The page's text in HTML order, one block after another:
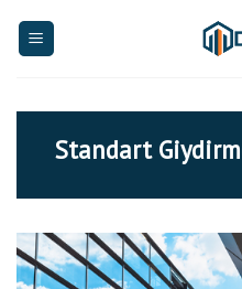
Standart